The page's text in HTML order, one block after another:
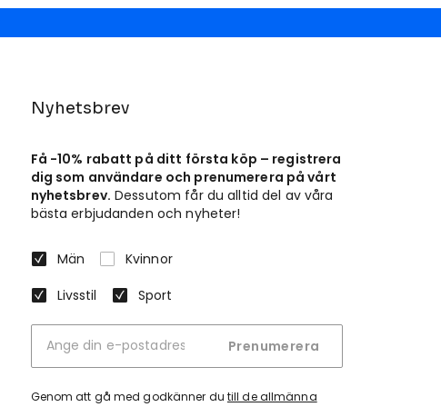
Nyhetsbrev
Få -10% rabatt på ditt första köp – registrera
dig som användare och prenumerera på vårt
nyhetsbrev. Dessutom får du alltid del av våra
bästa erbjudanden och nyheter!
Män
Kvinnor
Livsstil
Sport
Prenumerera
Genom att gå med godkänner du till de allmänna